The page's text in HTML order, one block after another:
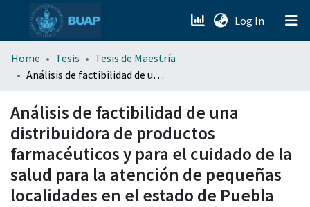
Log In (current)
menu.section.about_menu
Home Tesis
Tesis de Maestría
Análisis de factibilidad de una distribuidora de productos farmacéuticos y para el cuidado de la salud para la atención de pequeñas localidades en el estado de Puebla
Análisis de factibilidad de una
distribuidora de productos
farmacéuticos y para el cuidado de la
salud para la atención de pequeñas
localidades en el estado de Puebla